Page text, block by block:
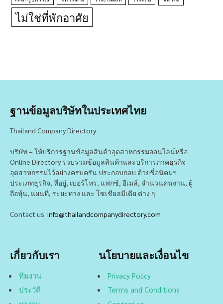
ไม่ใช่ที่พักอาศัย
ฐานข้อมูลบริษัทในประเทศไทย
Thailand Company Directory
บริษัท – ให้บริการฐานข้อมูลสินค้าอุตสาหกรรมออนไลน์หรือ
Online Directory รวบรวมข้อมูลสินค้าและบริการภาคธุรกิจ
อุตสาหกรรมไว้อย่างครบครัน ประกอบกอบ ด้วยชื่อนิคมฯ
ประเภทธุรกิจ, ที่อยู่, เบอร์โทร, แฟกซ์, อีเมล์, จำนวนคนงาน, ผู้
ถือหุ้น, แผนที่, ระยะทาง และ โซเชียลมีเดีย ต่าง ๆ
Contact us: info@thailandcompanydirectory.com
เกี่ยวกับเรา
ทีมงาน
ประวัติ
นโยบายและเงื่อนไข
Privacy Policy
Terms and Conditions